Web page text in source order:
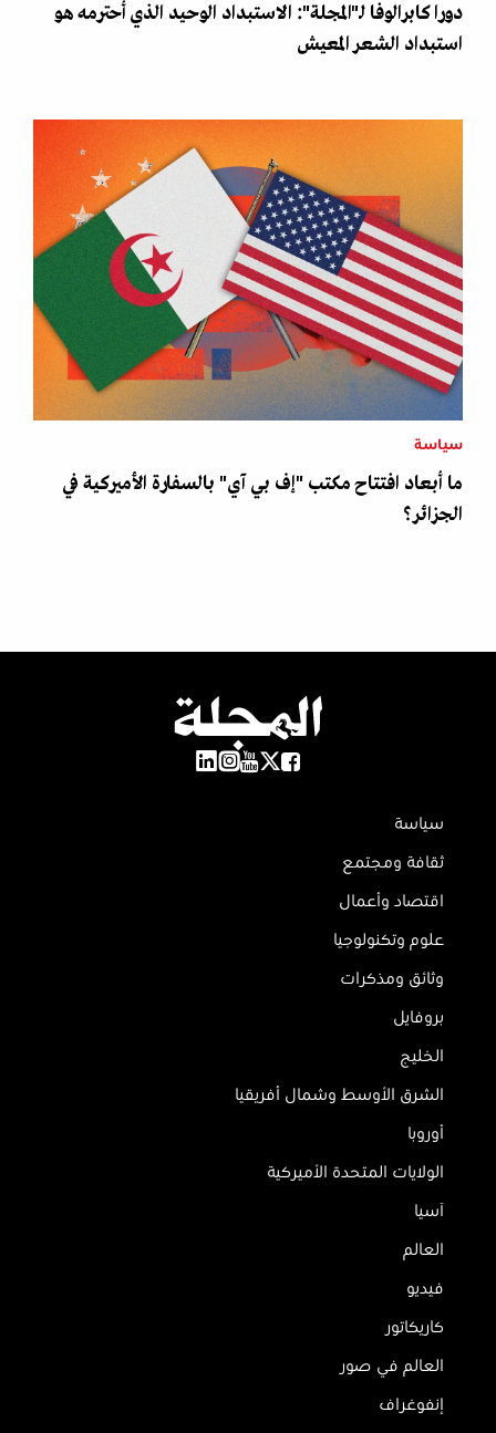
دورا كابرالوفا لـ"المجلة": الاستبداد الوحيد الذي أحترمه هو
استبداد الشعر المعيش
سياسة
ما أبعاد افتتاح مكتب "إف بي آي" بالسفارة الأميركية في
الجزائر؟
سياسة
ثقافة ومجتمع
اقتصاد وأعمال
علوم وتكنولوجيا
وثائق ومذكرات
بروفايل
الخليج
الشرق الأوسط وشمال أفريقيا
أوروبا
الولايات المتحدة الأميركية
آسيا
العالم
فيديو
كاريكاتور
العالم في صور
إنفوغراف